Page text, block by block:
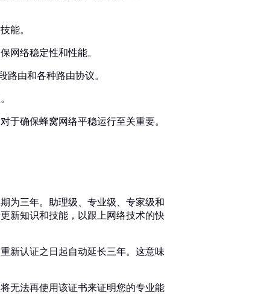
能。
网络稳定性和性能。
路由和各种路由协议。
于确保蜂窝网络平稳运行至关重要。
为三年。助理级、专业级、专家级和
新知识和技能，以跟上网络技术的快
新认证之日起自动延长三年。这意味
无法再使用该证书来证明您的专业能